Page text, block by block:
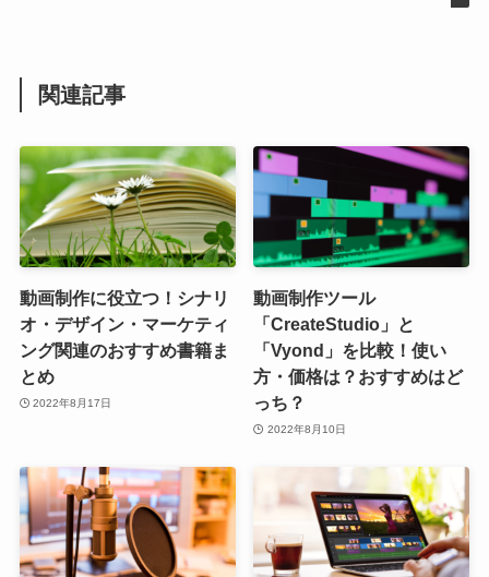
関連記事
動画制作に役立つ！シナリ
オ・デザイン・マーケティ
ング関連のおすすめ書籍ま
とめ
2022年8月17日
動画制作ツール
「CreateStudio」と
「Vyond」を比較！使い
方・価格は？おすすめはど
っち？
2022年8月10日